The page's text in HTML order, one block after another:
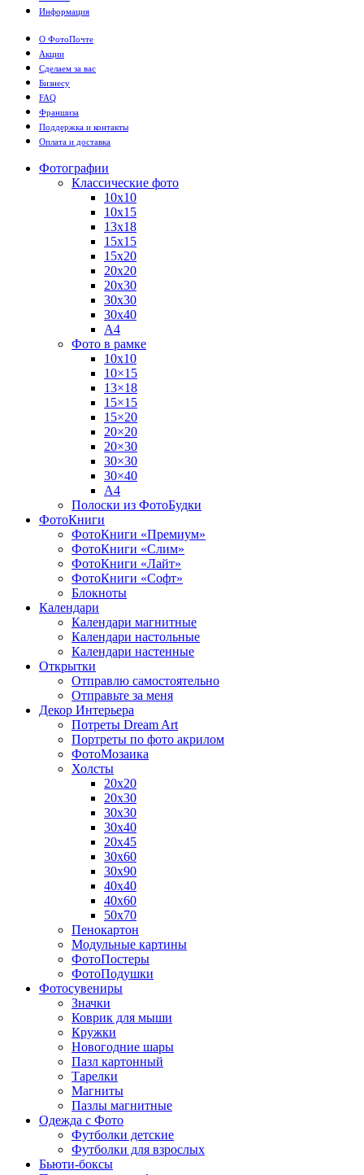
Информация
О ФотоПочте
Акции
Сделаем за вас
Бизнесу
FAQ
Франшиза
Поддержка и контакты
Оплата и доставка
Фотографии
Классические фото
10х10
10х15
13х18
15х15
15х20
20х20
20х30
30х30
30х40
А4
Фото в рамке
10х10
10×15
13×18
15×15
15×20
20×20
20×30
30×30
30×40
A4
Полоски из ФотоБудки
ФотоКниги
ФотоКниги «Премиум»
ФотоКниги «Слим»
ФотоКниги «Лайт»
ФотоКниги «Софт»
Блокноты
Календари
Календари магнитные
Календари настольные
Календари настенные
Открытки
Отправлю самостоятельно
Отправьте за меня
Декор Интерьера
Потреты Dream Art
Портреты по фото акрилом
ФотоМозаика
Холсты
20х20
20х30
30х30
30х40
20х45
30х60
30х90
40х40
40х60
50х70
Пенокартон
Модульные картины
ФотоПостеры
ФотоПодушки
Фотоcувениры
Значки
Коврик для мыши
Кружки
Новогодние шары
Пазл картонный
Тарелки
Магниты
Пазлы магнитные
Одежда с Фото
Футболки детские
Футболки для взрослых
Бьюти-боксы